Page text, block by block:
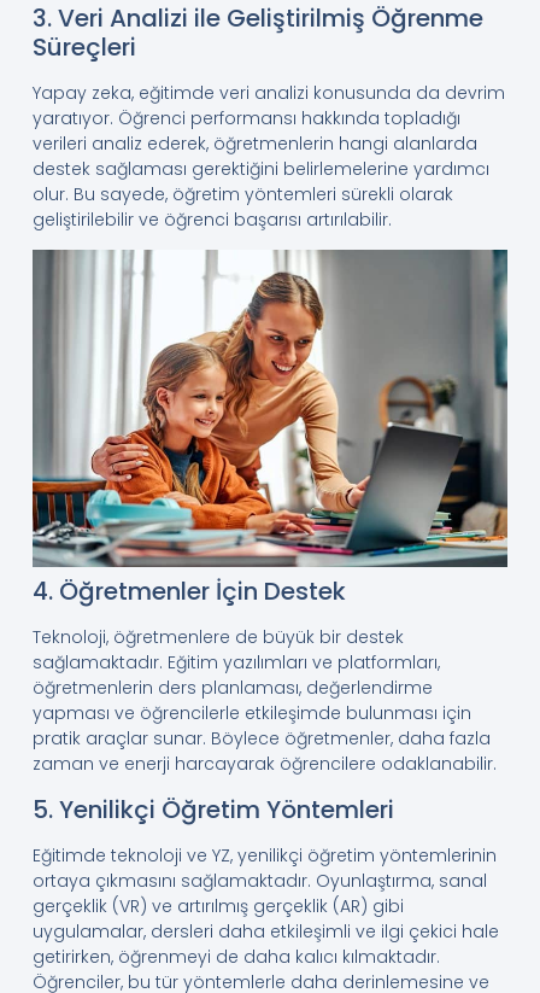
3. Veri Analizi ile Geliştirilmiş Öğrenme
Süreçleri
Yapay zeka, eğitimde veri analizi konusunda da devrim
yaratıyor. Öğrenci performansı hakkında topladığı
verileri analiz ederek, öğretmenlerin hangi alanlarda
destek sağlaması gerektiğini belirlemelerine yardımcı
olur. Bu sayede, öğretim yöntemleri sürekli olarak
geliştirilebilir ve öğrenci başarısı artırılabilir.
4. Öğretmenler İçin Destek
Teknoloji, öğretmenlere de büyük bir destek
sağlamaktadır. Eğitim yazılımları ve platformları,
öğretmenlerin ders planlaması, değerlendirme
yapması ve öğrencilerle etkileşimde bulunması için
pratik araçlar sunar. Böylece öğretmenler, daha fazla
zaman ve enerji harcayarak öğrencilere odaklanabilir.
5. Yenilikçi Öğretim Yöntemleri
Eğitimde teknoloji ve YZ, yenilikçi öğretim yöntemlerinin
ortaya çıkmasını sağlamaktadır. Oyunlaştırma, sanal
gerçeklik (VR) ve artırılmış gerçeklik (AR) gibi
uygulamalar, dersleri daha etkileşimli ve ilgi çekici hale
getirirken, öğrenmeyi de daha kalıcı kılmaktadır.
Öğrenciler, bu tür yöntemlerle daha derinlemesine ve